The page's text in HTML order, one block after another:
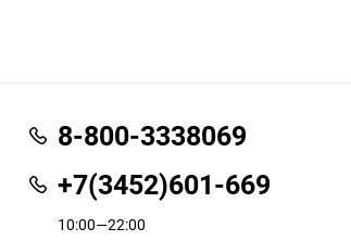
8-800-3338069
+7(3452)601-669
10:00—22:00